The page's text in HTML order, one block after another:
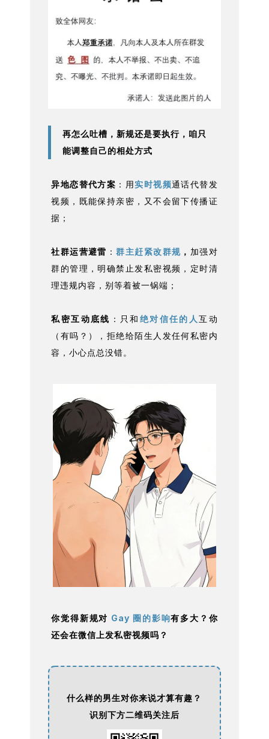
再怎么吐槽，新规还是要执行，咱只
能调整自己的相处方式
异地恋替代方案 ：用实时视频通话代替发
视频，既能保持亲密，又不会留下传播证
据；
社群运营避雷 ：群主赶紧改群规 ， 加强对
群的管理，明确禁止发私密视频，定时清
理违规内容，别等着被一锅端；
私密互动底线 ：只和 绝对信任的人互动
（有吗？），拒绝给陌生人发任何私密内
容，小心点总没错。
你觉得新规对 Gay 圈的影响有多大？你
还会在微信上发私密视频吗？
什么样的男生对你来说才算有趣？
识别下方二维码关注后